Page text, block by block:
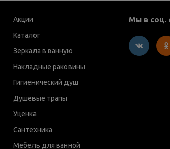
Акции
Каталог
Зеркала в ванную
Накладные раковины
Гигиенический душ
Душевые трапы
Уценка
Сантехника
Мебель для ванной
Мы в соц.